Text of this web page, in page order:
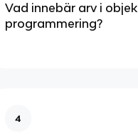
Vad innebär arv i
programmering?
4